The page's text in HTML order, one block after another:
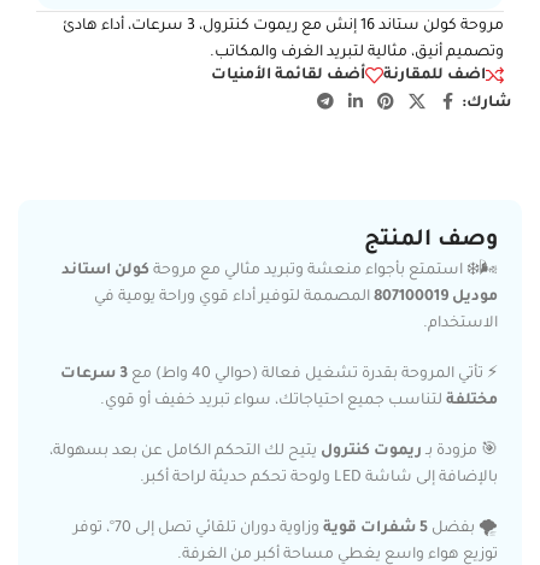
مروحة كولن ستاند 16 إنش مع ريموت كنترول، 3 سرعات، أداء هادئ
وتصميم أنيق، مثالية لتبريد الغرف والمكاتب.
اضف للمقارنة
أضف لقائمة الأمنيات
شارك:
وصف المنتج
🌬️❄️ استمتع بأجواء منعشة وتبريد مثالي مع مروحة كولن استاند
موديل 807100019
المصممة لتوفير أداء قوي وراحة يومية في
الاستخدام.
⚡ تأتي المروحة بقدرة تشغيل فعالة (حوالي 40 واط) مع
3 سرعات
مختلفة لتناسب جميع احتياجاتك، سواء تبريد خفيف أو قوي.
🎯 مزودة بـ ريموت كنترول يتيح لك التحكم الكامل عن بعد بسهولة،
بالإضافة إلى شاشة LED ولوحة تحكم حديثة لراحة أكبر.
🌪️ بفضل 5 شفرات قوية
وزاوية دوران تلقائي تصل إلى 70°، توفر
توزيع هواء واسع يغطي مساحة أكبر من الغرفة.